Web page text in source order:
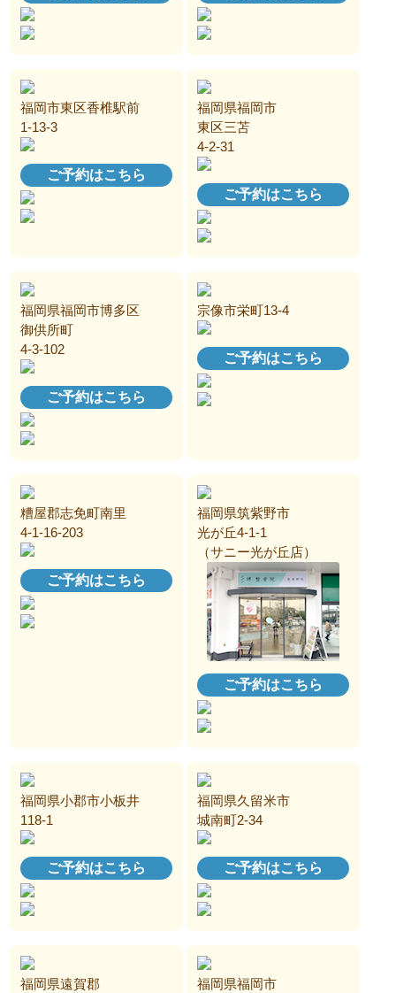
福岡市東区香椎駅前
1-13-3
ご予約はこちら
福岡県福岡市
東区三苫
4-2-31
ご予約はこちら
福岡県福岡市博多区
御供所町
4-3-102
ご予約はこちら
宗像市栄町13-4
ご予約はこちら
糟屋郡志免町南里
4-1-16-203
ご予約はこちら
福岡県筑紫野市
光が丘4-1-1
（サニー光が丘店）
ご予約はこちら
福岡県小郡市小板井
118-1
ご予約はこちら
福岡県久留米市
城南町2-34
ご予約はこちら
福岡県遠賀郡
福岡県福岡市